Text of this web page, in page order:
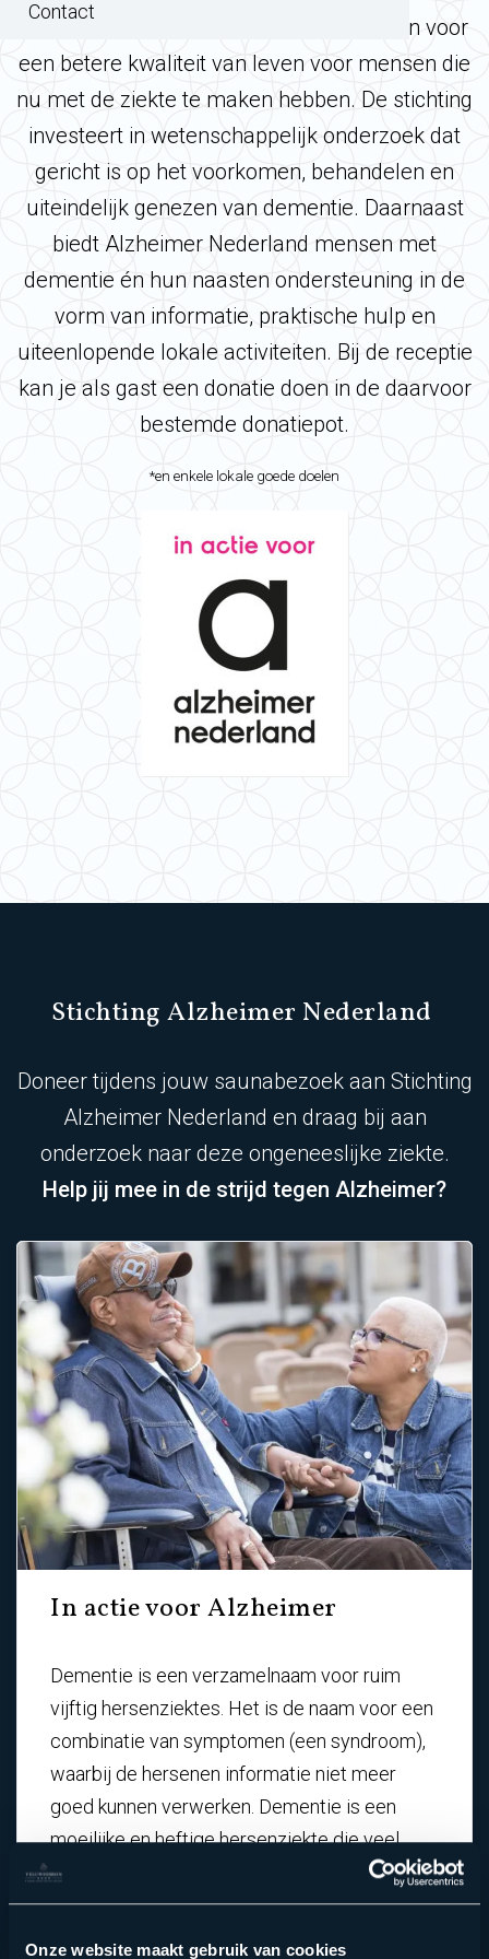
Onze website maakt gebruik van cookies
Contact
in voor een toekomst zonder dementie en voor
een betere kwaliteit van leven voor mensen die
nu met de ziekte te maken hebben. De stichting
investeert in wetenschappelijk onderzoek dat
gericht is op het voorkomen, behandelen en
uiteindelijk genezen van dementie. Daarnaast
biedt Alzheimer Nederland mensen met
dementie én hun naasten ondersteuning in de
vorm van informatie, praktische hulp en
uiteenlopende lokale activiteiten. Bij de receptie
kan je als gast een donatie doen in de daarvoor
bestemde donatiepot.
*en enkele lokale goede doelen
Stichting Alzheimer Nederland
Doneer tijdens jouw saunabezoek aan Stichting
Alzheimer Nederland en draag bij aan
onderzoek naar deze ongeneeslijke ziekte.
Help jij mee in de strijd tegen Alzheimer?
In actie voor Alzheimer
Dementie is een verzamelnaam voor ruim
vijftig hersenziektes. Het is de naam voor een
combinatie van symptomen (een syndroom),
waarbij de hersenen informatie niet meer
goed kunnen verwerken. Dementie is een
moeilijke en heftige hersenziekte die veel
vragen oproept